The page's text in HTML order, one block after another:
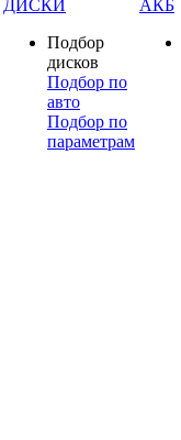
ДИСКИ
Подбор
дисков
Подбор по
авто
Подбор по
параметрам
АКБ